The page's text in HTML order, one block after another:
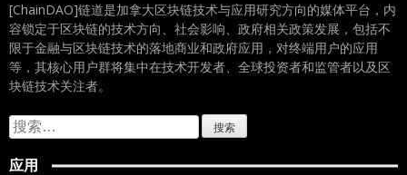
[ChainDAO]链道是加拿大区块链技术与应用研究方向的媒体平台，内
容锁定于区块链的技术方向、社会影响、政府相关政策发展，包括不
限于金融与区块链技术的落地商业和政府应用，对终端用户的应用
等，其核心用户群将集中在技术开发者、全球投资者和监管者以及区
块链技术关注者。
搜
索：
应用